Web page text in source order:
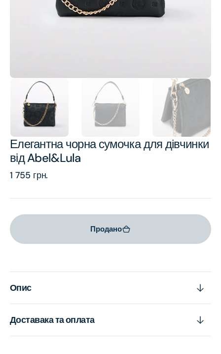
Елегантна чорна сумочка для дівчинки
від Abel&Lula
Regular
1 755 грн.
Продано
Опис
Доставака та оплата
view